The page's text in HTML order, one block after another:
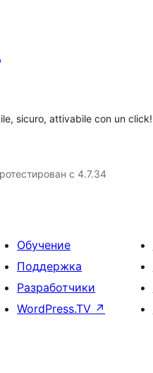
sicuro, attivabile con un click!
с 4.7.34
Обучение
Поддержка
Разработчики
WordPress.TV ↗